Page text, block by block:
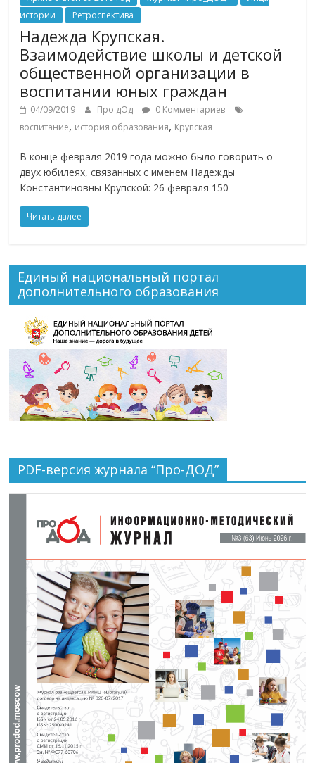
истории
Ретроспектива
Надежда Крупская.
Взаимодействие школы и детской
общественной организации в
воспитании юных граждан
04/09/2019 Про дОд
0 Комментариев
воспитание, история образования, Крупская
В конце февраля 2019 года можно было говорить о
двух юбилеях, связанных с именем Надежды
Константиновны Крупской: 26 февраля 150
Читать далее
Единый национальный портал
дополнительного образования
PDF-версия журнала “Про-ДОД”